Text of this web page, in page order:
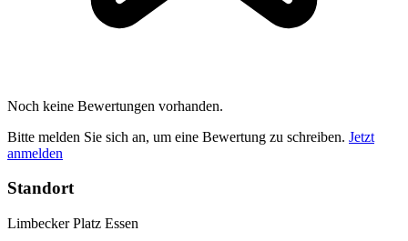
Noch keine Bewertungen vorhanden.
Bitte melden Sie sich an, um eine Bewertung zu schreiben. Jetzt
anmelden
Standort
Limbecker Platz Essen